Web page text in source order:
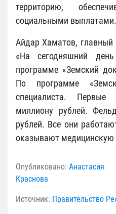
территорию,
социальными выплатами.
Айдар Хаматов,
«На сегодняшний
программе «Земский
По программе
специалиста.
миллиону рублей.
рублей. Все они
оказывают
Опубликовано: Анастасия
Краснова
Источник: Правительство